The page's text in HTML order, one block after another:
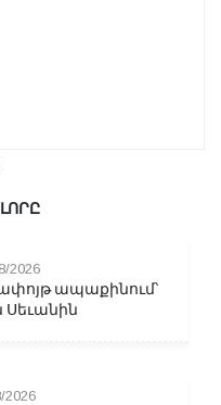
2026
ապաքինում՝
Սեւանին
2026